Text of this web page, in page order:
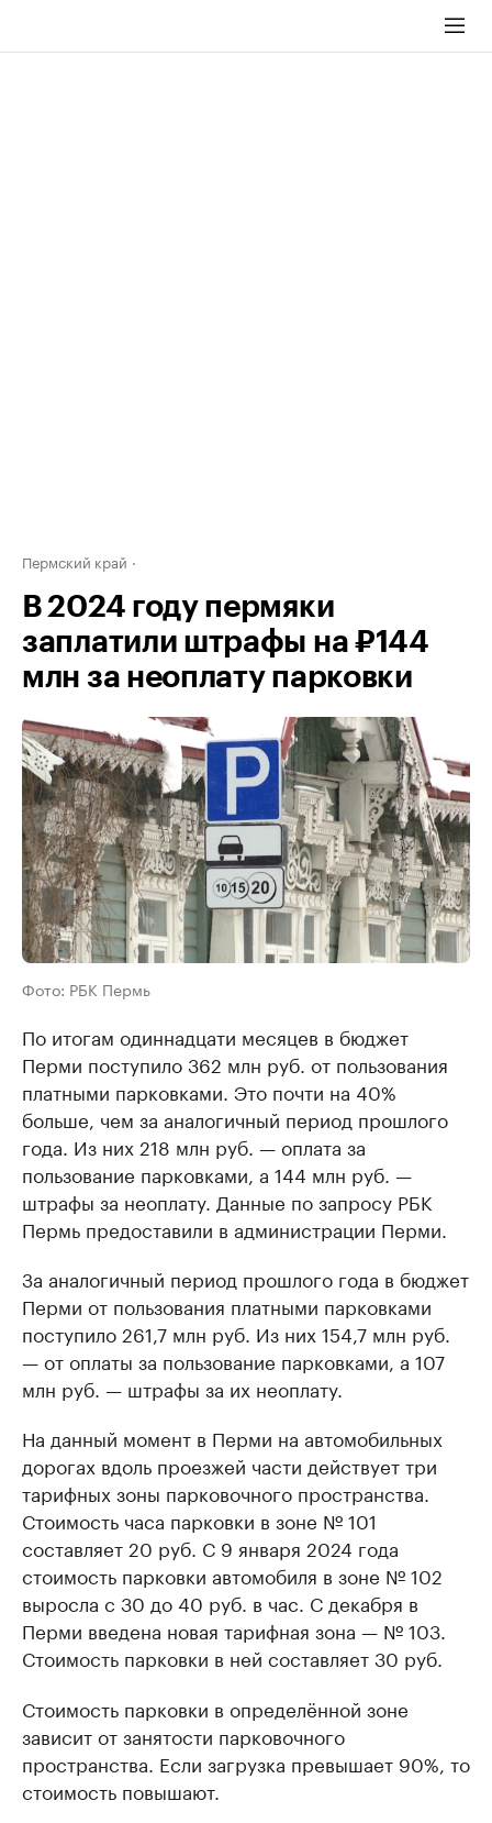
Пермский край
В 2024 году пермяки
заплатили штрафы на ₽144
млн за неоплату парковки
Фото: РБК Пермь
По итогам одиннадцати месяцев в бюджет
Перми поступило 362 млн руб. от пользования
платными парковками. Это почти на 40%
больше, чем за аналогичный период прошлого
года. Из них 218 млн руб. — оплата за
пользование парковками, а 144 млн руб. —
штрафы за неоплату. Данные по запросу РБК
Пермь предоставили в администрации Перми.
За аналогичный период прошлого года в бюджет
Перми от пользования платными парковками
поступило 261,7 млн руб. Из них 154,7 млн руб.
— от оплаты за пользование парковками, а 107
млн руб. — штрафы за их неоплату.
На данный момент в Перми на автомобильных
дорогах вдоль проезжей части действует три
тарифных зоны парковочного пространства.
Стоимость часа парковки в зоне № 101
составляет 20 руб. С 9 января 2024 года
стоимость парковки автомобиля в зоне № 102
выросла с 30 до 40 руб. в час. С декабря в
Перми введена новая тарифная зона — № 103.
Стоимость парковки в ней составляет 30 руб.
Стоимость парковки в определённой зоне
зависит от занятости парковочного
пространства. Если загрузка превышает 90%, то
стоимость повышают.